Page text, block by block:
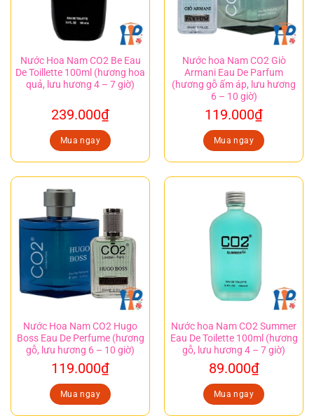
Nước Hoa Nam CO2 Be Eau
De Toillette 100ml (hương hoa
quả, lưu hương 4 – 7 giờ)
239.000₫
Mua ngay
Nước hoa Nam CO2 Giò
Armani Eau De Parfum
(hương gỗ ấm áp, lưu hương
6 – 10 giờ)
119.000₫
Mua ngay
Nước Hoa Nam CO2 Hugo
Boss Eau De Perfume (hương
gỗ, lưu hương 6 – 10 giờ)
119.000₫
Mua ngay
Nước hoa Nam CO2 Summer
Eau De Toilette 100ml (hương
gỗ, lưu hương 4 – 7 giờ)
89.000₫
Mua ngay